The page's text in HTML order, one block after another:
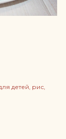
детей рис